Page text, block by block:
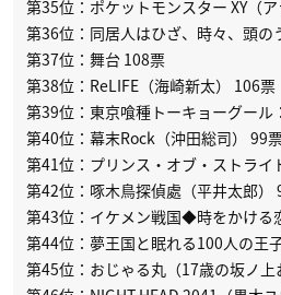
第35位：ポケットモンスター XY（
第36位：同居人はひざ、時々、頭の
第37位：舞台 108票
第38位：ReLIFE（海崎新太） 106票
第39位：東京喰種トーキョーグール
第40位：幕末Rock（沖田総司） 99
第41位：プリンス・オブ・ストライ
第42位：啄木鳥探偵處（平井太郎）
第43位：イケメン戦国◆時をかける
第44位：夢王国と眠れる100人の王
第45位：おじゃる丸（17歳の坂ノ